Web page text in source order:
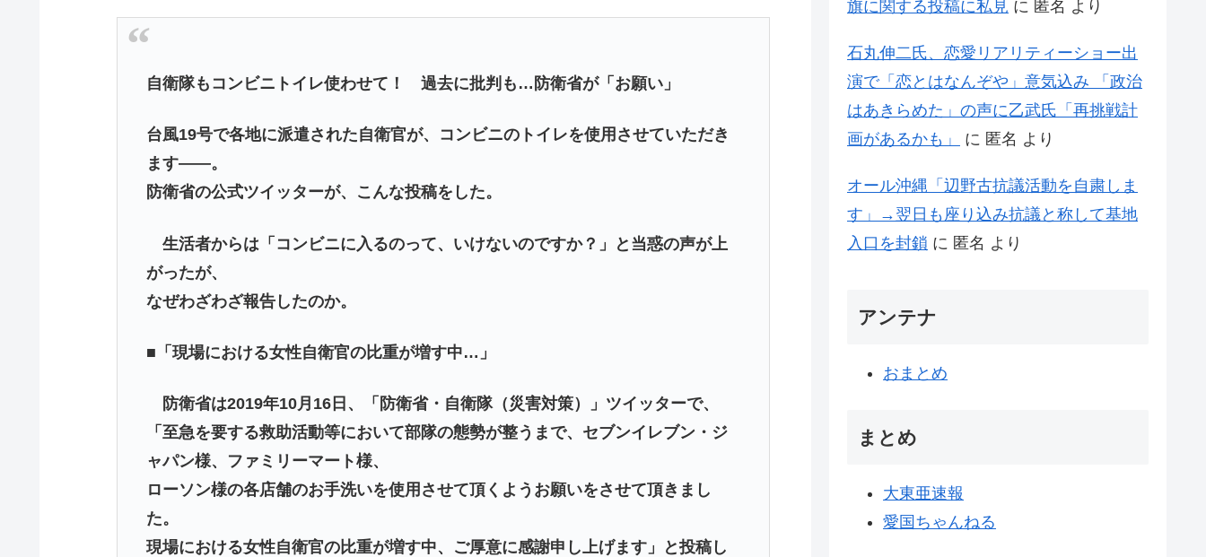
自衛隊もコンビニトイレ使わせて！ 過去に批判も…防衛省が「お願い」
台風19号で各地に派遣された自衛官が、コンビニのトイレを使用させていただき
ます――。
防衛省の公式ツイッターが、こんな投稿をした。
生活者からは「コンビニに入るのって、いけないのですか？」と当惑の声が上
がったが、
なぜわざわざ報告したのか。
■「現場における女性自衛官の比重が増す中…」
防衛省は2019年10月16日、「防衛省・自衛隊（災害対策）」ツイッターで、
「至急を要する救助活動等において部隊の態勢が整うまで、セブンイレブン・ジ
ャパン様、ファミリーマート様、
ローソン様の各店舗のお手洗いを使用させて頂くようお願いをさせて頂きまし
た。
現場における女性自衛官の比重が増す中、ご厚意に感謝申し上げます」と投稿し
旗に関する投稿に私見 に 匿名 より
石丸伸二氏、恋愛リアリティーショー出
演で「恋とはなんぞや」意気込み 「政治
はあきらめた」の声に乙武氏「再挑戦計
画があるかも」
に 匿名 より
オール沖縄「辺野古抗議活動を自粛しま
す」→翌日も座り込み抗議と称して基地
入口を封鎖 に 匿名 より
アンテナ
おまとめ
まとめ
大東亜速報
愛国ちゃんねる